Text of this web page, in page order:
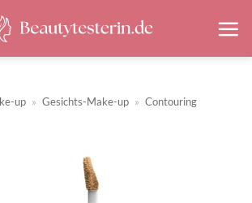
up » Gesichts-Make-up » Contouring